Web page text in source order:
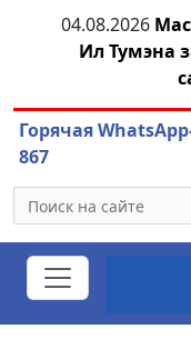
Маски
Ил Тумэна
Горячая
867